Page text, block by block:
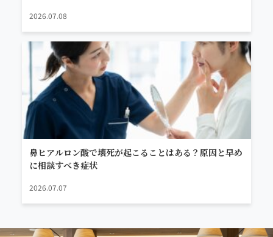
2026.07.08
鼻ヒアルロン酸で壊死が起こることはある？原因と早め
に相談すべき症状
2026.07.07